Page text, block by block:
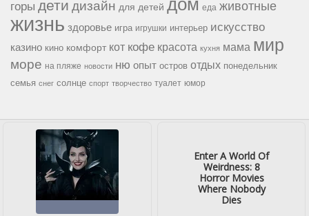
горы дети дизайн для детей дом еда животные
жизнь здоровье игра игрушки интерьер искусство
казино кино комфорт кот кофе красота кухня мама мир
море на пляже новости ню опыт остров отдых понедельник
семья снег солнце спорт творчество туалет юмор